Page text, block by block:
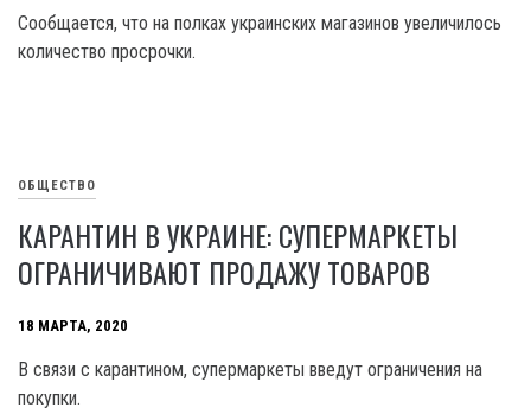
Сообщается, что на полках украинских магазинов увеличилось
количество просрочки.
ОБЩЕСТВО
КАРАНТИН В УКРАИНЕ: СУПЕРМАРКЕТЫ
ОГРАНИЧИВАЮТ ПРОДАЖУ ТОВАРОВ
18 МАРТА, 2020
В связи с карантином, супермаркеты введут ограничения на
покупки.